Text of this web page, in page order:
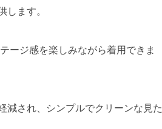
します。
ージ感を楽しみながら着用できま
減され、シンプルでクリーンな見た